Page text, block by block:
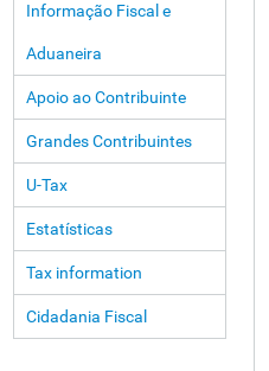
Informação Fiscal e
Aduaneira
Apoio ao Contribuinte
Grandes Contribuintes
U-Tax
Estatísticas
Tax information
Cidadania Fiscal